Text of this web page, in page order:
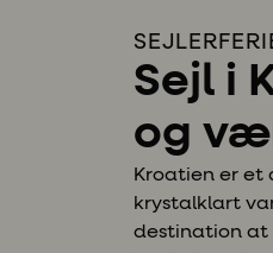
Sejl i
og
Kroatien er et
krystalklart
destination at